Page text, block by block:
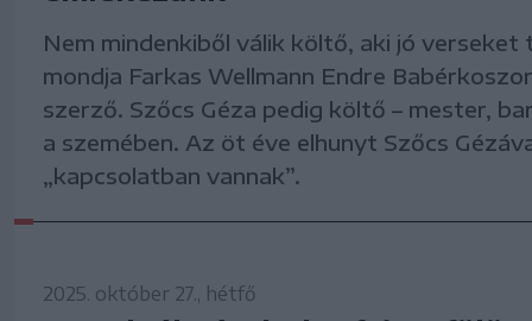
Nem mindenkiből válik költő, aki jó verseket
mondja Farkas Wellmann Endre
szerző. Szőcs Géza pedig költő – mester,
a szemében. Az öt éve elhunyt Szőcs
„kapcsolatban vannak”.
2025. október 27., hétfő